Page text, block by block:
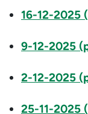
16-12-2025
9-12-2025
2-12-2025
25-11-2025